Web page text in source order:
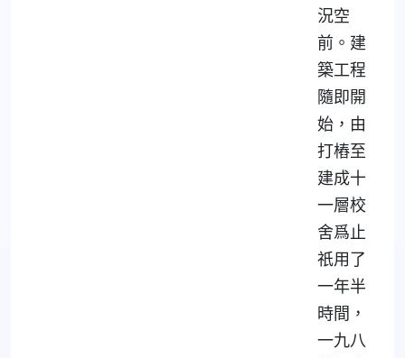
況空
前。建
築工程
隨即開
始，由
打樁至
建成十
一層校
舍爲止
祇用了
一年半
時間，
一九八